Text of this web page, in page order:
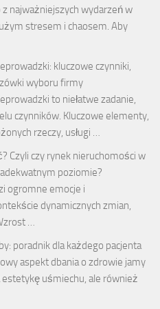
najważniejszych wydarzeń w
stresem i chaosem. Aby
kluczowe czynniki,
wyboru firmy
to niełatwe zadanie,
czynników. Kluczowe elementy,
rzeczy, usługi …
Czyli czy rynek nieruchomości w
poziomie?
ogromne emocje i
dynamicznych zmian,
…
poradnik dla każdego pacjenta
aspekt dbania o zdrowie jamy
estetykę uśmiechu, ale również